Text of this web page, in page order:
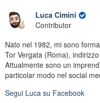
Luca Cimini
Contributor
Nato nel 1982, mi sono
Tor Vergata (Roma),
Attualmente sono un
particolar modo nel social
Segui Luca su Facebook